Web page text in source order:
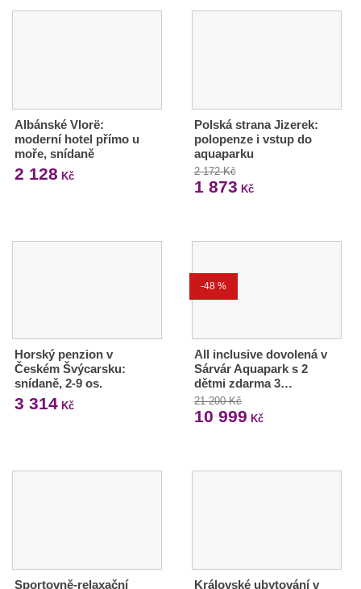
Albánské Vlorë:
moderní hotel přímo u
moře, snídaně
2 128 Kč
Polská strana Jizerek:
polopenze i vstup do
aquaparku
2 172 Kč
1 873 Kč
Horský penzion v
Českém Švýcarsku:
snídaně, 2-9 os.
3 314 Kč
-48 %
All inclusive dovolená v
Sárvár Aquapark s 2
dětmi zdarma 3…
21 200 Kč
10 999 Kč
Sportovně-relaxační Královské ubytování v